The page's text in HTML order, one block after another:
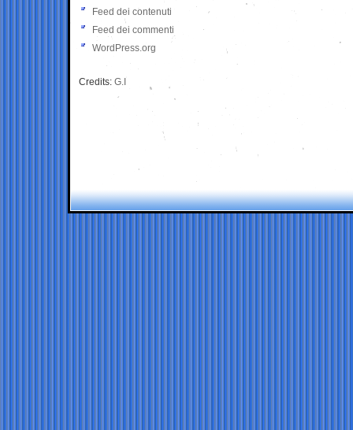
Feed dei contenuti
Feed dei commenti
WordPress.org
Credits: G.I